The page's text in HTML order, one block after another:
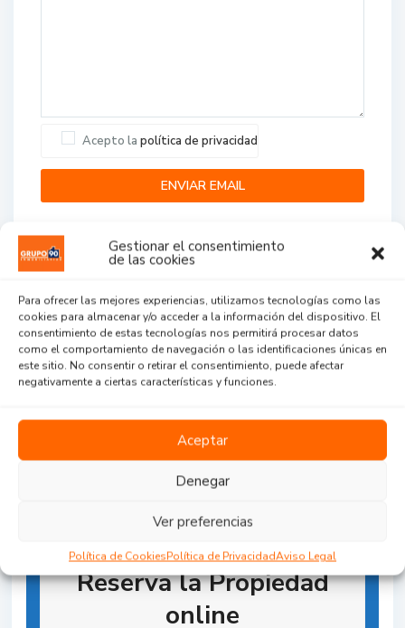
Gestionar el consentimiento
de las cookies
Para ofrecer las mejores experiencias, utilizamos tecnologías como las
cookies para almacenar y/o acceder a la información del dispositivo. El
consentimiento de estas tecnologías nos permitirá procesar datos
como el comportamiento de navegación o las identificaciones únicas en
este sitio. No consentir o retirar el consentimiento, puede afectar
negativamente a ciertas características y funciones.
Aceptar
Denegar
Ver preferencias
Política de CookiesPolítica de PrivacidadAviso Legal
Acepto la política de privacidad
Agent Reviews
...
Reserva la Propiedad
online